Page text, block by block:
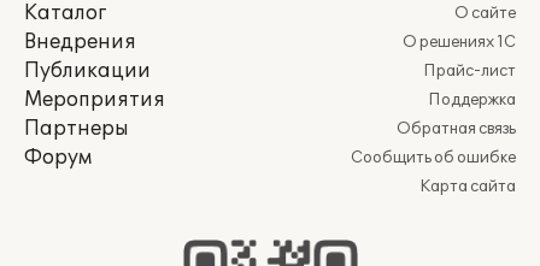
Каталог
Внедрения
Публикации
Мероприятия
Партнеры
Форум
О сайте
О решениях 1С
Прайс-лист
Поддержка
Обратная связь
Сообщить об ошибке
Карта сайта